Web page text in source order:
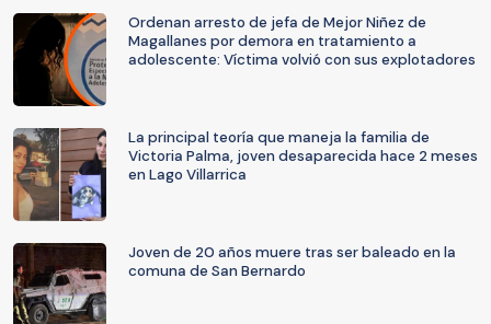
Ordenan arresto de jefa de Mejor Niñez de
Magallanes por demora en tratamiento a
adolescente: Víctima volvió con sus explotadores
La principal teoría que maneja la familia de
Victoria Palma, joven desaparecida hace 2 meses
en Lago Villarrica
Joven de 20 años muere tras ser baleado en la
comuna de San Bernardo